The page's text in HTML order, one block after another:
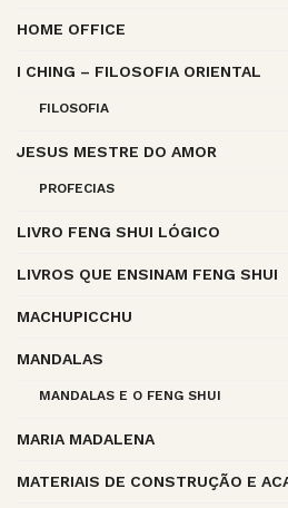
HOME OFFICE
I CHING – FILOSOFIA ORIENTAL
FILOSOFIA
JESUS MESTRE DO AMOR
PROFECIAS
LIVRO FENG SHUI LÓGICO
LIVROS QUE ENSINAM FENG SHUI
MACHUPICCHU
MANDALAS
MANDALAS E O FENG SHUI
MARIA MADALENA
MATERIAIS DE CONSTRUÇÃO E